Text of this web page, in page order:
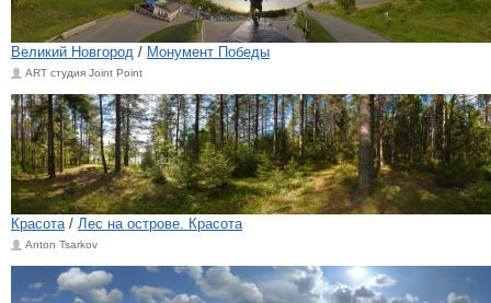
Великий Новгород / Монумент Победы
ART студия Joint Point
Красота/ Лес на острове. Красота
Anton Tsarkov